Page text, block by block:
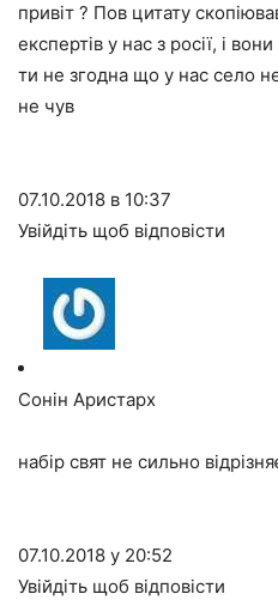
привіт ? Пов цитату
експертів у нас з росії, і
ти не згодна що у нас село
не чув
07.10.2018 в 10:37
Увійдіть щоб відповісти
Сонін Аристарх
набір свят не сильно
07.10.2018 у 20:52
Увійдіть щоб відповісти